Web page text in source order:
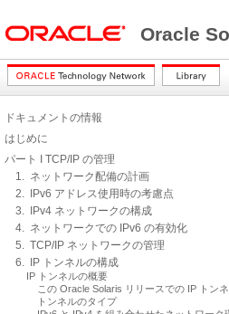
Oracle
ドキュメントの情報
はじめに
パート I TCP/IP の管理
1. ネットワーク配備の計画
2. IPv6 アドレス使用時の考慮点
3. IPv4 ネットワークの構成
4. ネットワークでの IPv6 の有効化
5. TCP/IP ネットワークの管理
6. IP トンネルの構成
IP トンネルの概要
この Oracle Solaris リリースでの IP トン
トンネルのタイプ